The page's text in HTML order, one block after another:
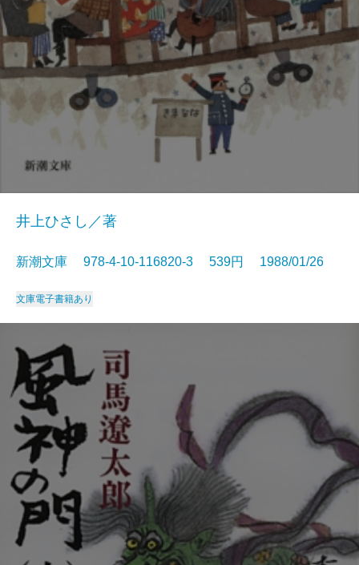
井上ひさし／著
新潮文庫 978-4-10-116820-3 539円 1988/01/26
文庫電子書籍あり